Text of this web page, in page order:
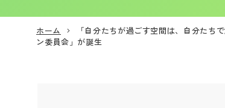
ホーム 「自分たちが過ごす空間は、自分たち
ン委員会」が誕生